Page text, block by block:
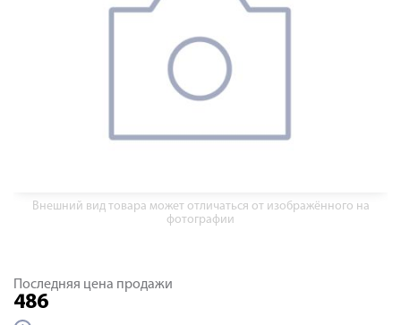
Внешний вид товара может отличаться от изображённого на
фотографии
Последняя цена продажи
486